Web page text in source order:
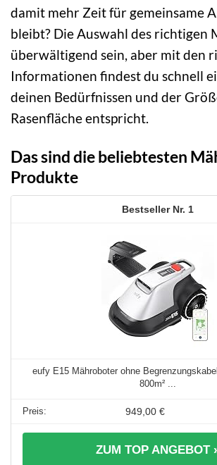
damit mehr Zeit für gemeinsame
bleibt? Die Auswahl des richtigen
überwältigend sein, aber mit den
Informationen findest du schnell
deinen Bedürfnissen und der
Rasenfläche entspricht.
Das sind die beliebtesten
Produkte
1
eufy E15 Mähroboter ohne
800m² ...
949,00 €
ZUM TOP ANGEBOT